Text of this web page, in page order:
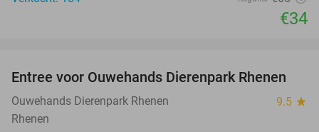
€34
19%
Entree voor Ouwehands Dierenpark Rhenen
Ouwehands Dierenpark Rhenen 9.5 star
Rhenen